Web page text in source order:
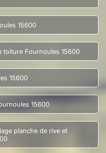
15600
toiture Fournoules 15600
15600
15600
planche de rive et